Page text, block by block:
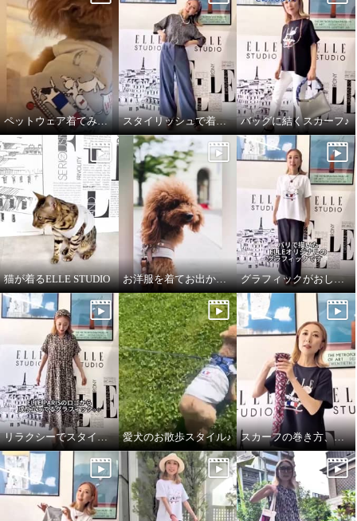
エル ステュディオ ＥＬＬＥ８
０周年記念 アーティストグラフ
ィック Ｔシャツ
オフホワイト Ｍ
¥0
エル ステュディオ ＥＬＬＥオ
リジナル グラフィック プリーツ
チュニック
ブラック Ｓ
¥0
ペットウェア着てみました♪ スタイリッシュで着心地良いデニムパンツ バッグに結くスカーフ♪
猫が着るELLE STUDIO お洋服を着てお出かけ✧ペットウェア✧ グラフィックがおしゃれなTシャツ
リラクシーでスタイルアップしてくれるワンピース♪ 愛犬のお散歩スタイル♪ スカーフの巻き方、簡単2通りです♪